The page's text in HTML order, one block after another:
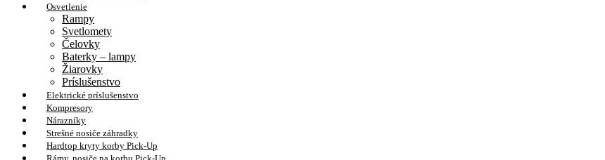
Osvetlenie
Rampy
Svetlomety
Čelovky
Baterky – lampy
Žiarovky
Príslušenstvo
Elektrické príslušenstvo
Kompresory
Nárazníky
Strešné nosiče záhradky
Hardtop kryty korby Pick-Up